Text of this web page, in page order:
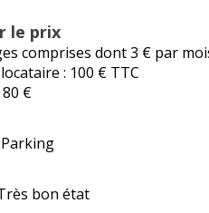
le prix
comprises dont 3 € par
: 100 € TTC
80 €
Parking
bon état